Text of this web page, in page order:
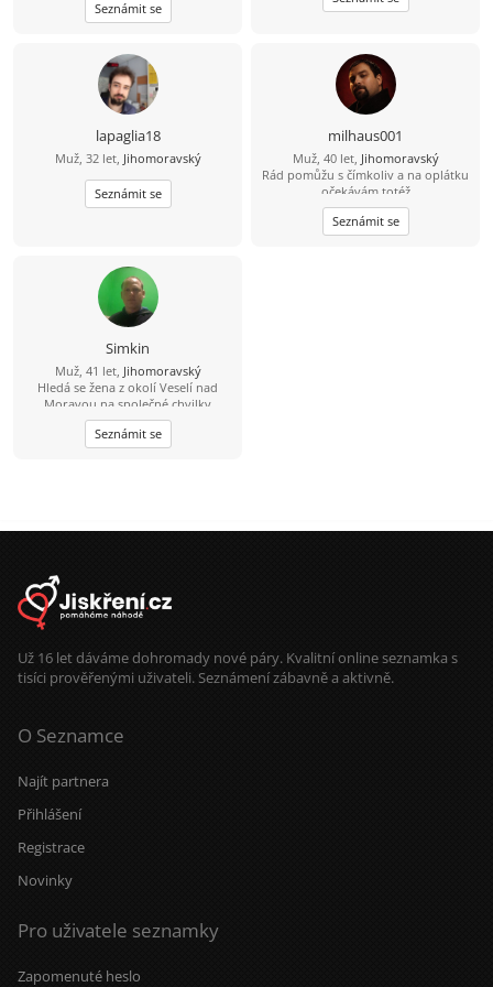
života .
Seznámit se
lapaglia18
Muž, 32 let, Jihomoravský
Seznámit se
milhaus001
Muž, 40 let, Jihomoravský
Rád pomůžu s čímkoliv a na oplátku
očekávám totéž
Seznámit se
Simkin
Muž, 41 let, Jihomoravský
Hledá se žena z okolí Veselí nad
Moravou na společné chvilky
Seznámit se
Už 16 let dáváme dohromady nové páry. Kvalitní online seznamka s
tisíci prověřenými uživateli. Seznámení zábavně a aktivně.
O Seznamce
Najít partnera
Přihlášení
Registrace
Novinky
Pro uživatele seznamky
Zapomenuté heslo